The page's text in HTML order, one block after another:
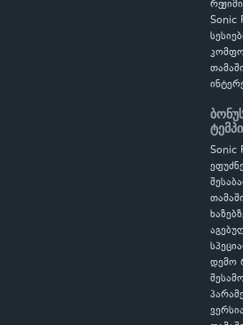
Sonic
ტემპი
Sonic
დემო